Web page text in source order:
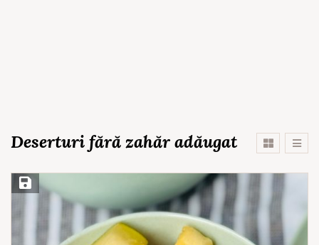
Deserturi fără zahăr adăugat
Save Recipe